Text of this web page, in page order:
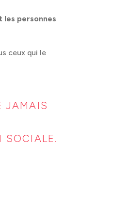
les personnes
ceux qui le
JAMAIS
SOCIALE.